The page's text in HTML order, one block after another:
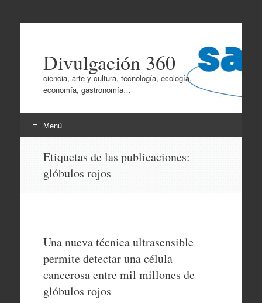
Divulgación 360
ciencia, arte y cultura, tecnología, ecología,
economía, gastronomía…
Menú
contenido
Etiquetas de las publicaciones:
glóbulos rojos
Una nueva técnica ultrasensible
permite detectar una célula
cancerosa entre mil millones de
glóbulos rojos